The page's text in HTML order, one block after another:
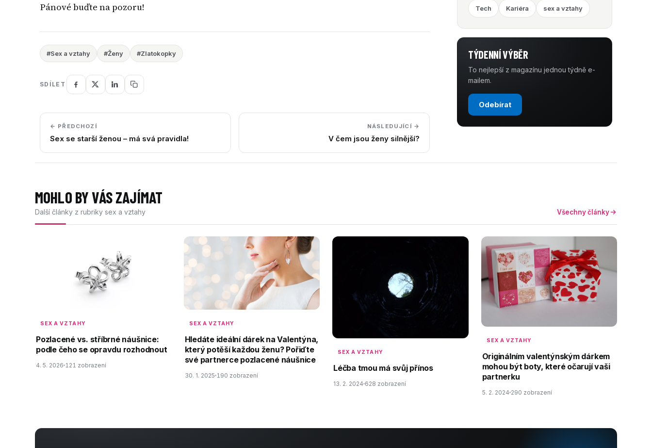
Pánové buďte na pozoru!
#Sex a vztahy #Ženy #Zlatokopky
SDÍLET
← PŘEDCHOZÍ
Sex se starší ženou – má svá pravidla!
NÁSLEDUJÍCÍ →
V čem jsou ženy silnější?
Tech Kariéra sex a vztahy
TÝDENNÍ VÝBĚR
To nejlepší z magazínu jednou týdně e-
mailem.
Odebírat
MOHLO BY VÁS ZAJÍMAT
Další články z rubriky sex a vztahy Všechny články
SEX A VZTAHY
Pozlacené vs. stříbrné náušnice:
podle čeho se opravdu rozhodnout
4. 5. 2026 121 zobrazení
SEX A VZTAHY
Hledáte ideální dárek na Valentýna,
který potěší každou ženu? Pořiďte
své partnerce pozlacené náušnice
30. 1. 2025 190 zobrazení
SEX A VZTAHY
Léčba tmou má svůj přínos
13. 2. 2024 628 zobrazení
SEX A VZTAHY
Originálním valentýnským dárkem
mohou být boty, které očarují vaši
partnerku
5. 2. 2024 290 zobrazení